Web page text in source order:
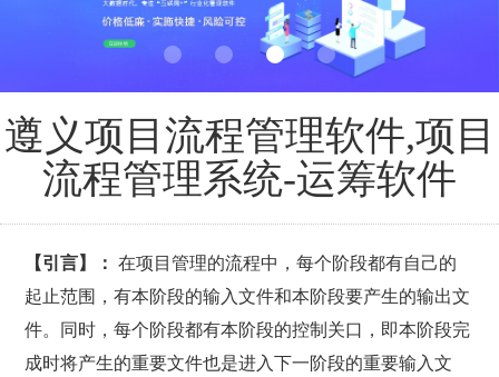
遵义项目流程管理软件,项目
流程管理系统-运筹软件
【引言】： 在项目管理的流程中，每个阶段都有自己的
起止范围，有本阶段的输入文件和本阶段要产生的输出文
件。同时，每个阶段都有本阶段的控制关口，即本阶段完
成时将产生的重要文件也是进入下一阶段的重要输入文